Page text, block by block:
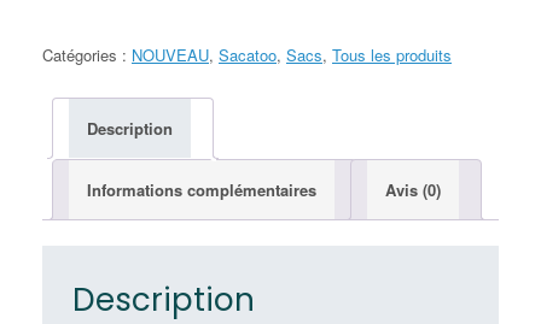
-
VASCO
Catégories : NOUVEAU, Sacatoo, Sacs, Tous les produits
Description
Informations complémentaires Avis (0)
Description